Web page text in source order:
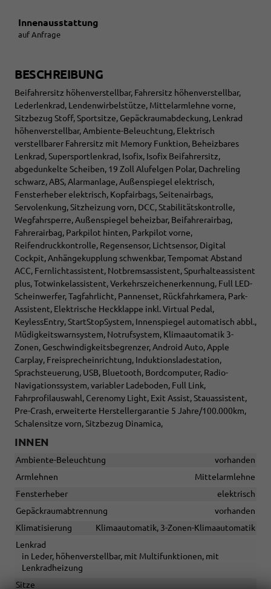
Innenausstattung
auf Anfrage
BESCHREIBUNG
Beifahrersitz höhenverstellbar, Fahrersitz höhenverstellbar,
Lederlenkrad, Lendenwirbelstütze, Mittelarmlehne vorne,
Sitzbezug Stoff, Sportsitze, Gepäckraumabdeckung, Lenkrad
höhenverstellbar, Ambiente-Beleuchtung, Elektrisch
verstellbarer Fahrersitz mit Memory Funktion, Beheizbares
Lenkrad, Supersportlenkrad, Isofix, Isofix Beifahrersitz,
abgedunkelte Scheiben, 19 Zoll Alufelgen Polar, Dachreling
schwarz, ABS, Alarmanlage, Außenspiegel elektrisch,
Fensterheber elektrisch, Kopfairbags, Seitenairbags,
Servolenkung, Sitzheizung vorn, DCC, Stabilitätskontrolle,
Wegfahrsperre, Außenspiegel beheizbar, Beifahrerairbag,
Fahrerairbag, Parkpilot hinten, Parkpilot vorne,
Reifendruckkontrolle, Regensensor, Lichtsensor, Digital
Cockpit, Anhängekupplung schwenkbar, Tempomat Abstand
ACC, Fernlichtassistent, Notbremsassistent, Spurhalteassistent
plus, Totwinkelassistent, Verkehrszeichenerkennung, Full LED-
Scheinwerfer, Tagfahrlicht, Pannenset, Rückfahrkamera, Park-
Assistent, Elektrische Heckklappe inkl. Virtual Pedal,
KeylessEntry, StartStopSystem, Innenspiegel automatisch abbl.,
Müdigkeitswarnsystem, Notrufsystem, Klimaautomatik 3-
Zonen, Geschwindigkeitsbegrenzer, Android Auto, Apple
Carplay, Freisprecheinrichtung, Induktionsladestation,
Sprachsteuerung, USB, Bluetooth, Bordcomputer, Radio-
Navigationssystem, variabler Ladeboden, Full Link,
Fahrprofilauswahl, Cerenomy Light, Exit Assist, Stauassistent,
Pre-Crash, erweiterte Herstellergarantie 5 Jahre/100.000km,
Schalensitze vorn, Sitzbezug Dinamica,
INNEN
Ambiente-Beleuchtung
vorhanden
Armlehnen
Mittelarmlehne
Fensterheber
elektrisch
Gepäckraumabtrennung
vorhanden
Klimatisierung
Klimaautomatik, 3-Zonen-Klimaautomatik
Lenkrad
in Leder, höhenverstellbar, mit Multifunktionen, mit
Lenkradheizung
Sitze